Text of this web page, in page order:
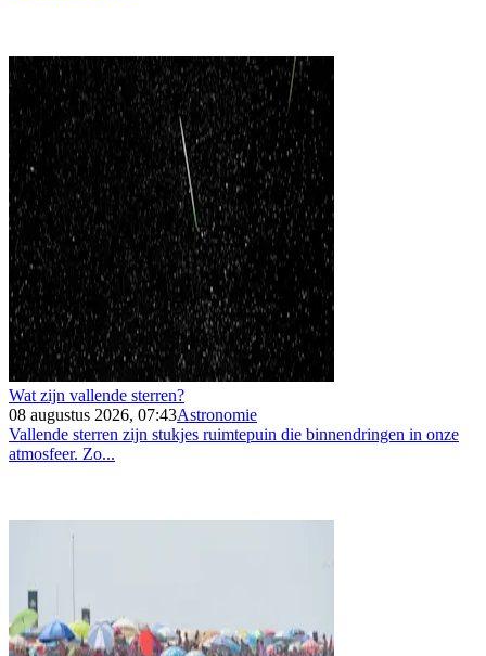
Wat zijn vallende sterren?
08 augustus 2026, 07:43Astronomie
Vallende sterren zijn stukjes ruimtepuin die binnendringen in onze
atmosfeer. Zo...